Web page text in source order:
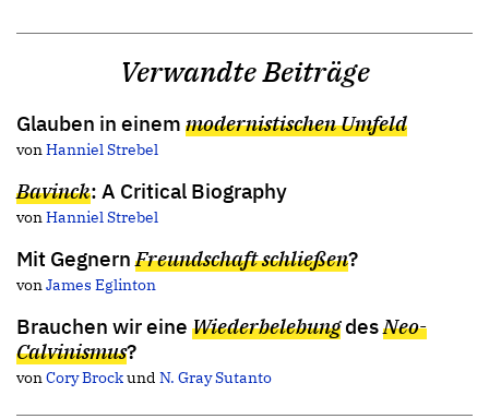
Verwandte Beiträge
Glauben in einem modernistischen Umfeld
vonHanniel Strebel
Bavinck: A Critical Biography
vonHanniel Strebel
Mit Gegnern Freundschaft schließen?
vonJames Eglinton
Brauchen wir eine WiederbelebungdesNeo-
Calvinismus?
vonCory Brockund N. Gray Sutanto